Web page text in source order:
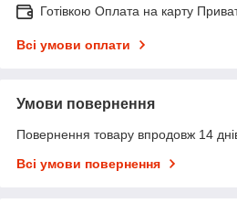
Готівкою Оплата на карту
Всі умови оплати
Умови повернення
Повернення товару впродовж 14
Всі умови повернення